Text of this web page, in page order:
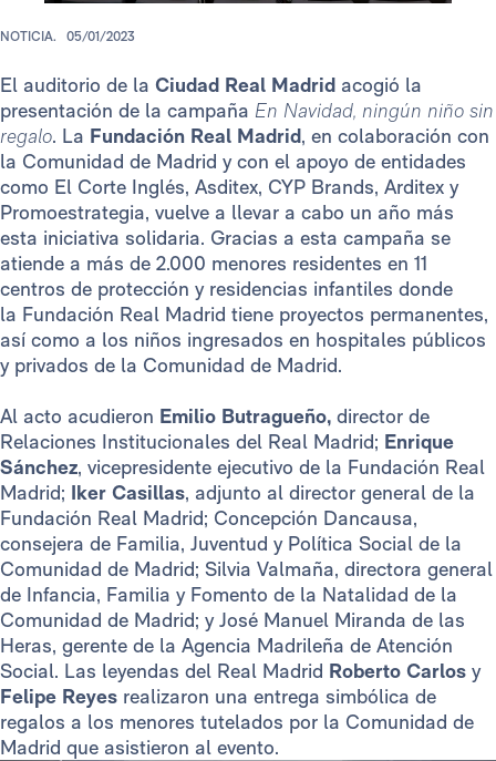
NOTICIA. 05/01/2023
El auditorio de la Ciudad Real Madrid acogió la
presentación de la campaña En Navidad, ningún niño sin
regalo. La Fundación Real Madrid, en colaboración con
la Comunidad de Madrid y con el apoyo de entidades
como El Corte Inglés, Asditex, CYP Brands, Arditex y
Promoestrategia, vuelve a llevar a cabo un año más
esta iniciativa solidaria. Gracias a esta campaña se
atiende a más de 2.000 menores residentes en 11
centros de protección y residencias infantiles donde
la Fundación Real Madrid tiene proyectos permanentes,
así como a los niños ingresados en hospitales públicos
y privados de la Comunidad de Madrid.
Al acto acudieron Emilio Butragueño, director de
Relaciones Institucionales del Real Madrid; Enrique
Sánchez, vicepresidente ejecutivo de la Fundación Real
Madrid; Iker Casillas, adjunto al director general de la
Fundación Real Madrid; Concepción Dancausa,
consejera de Familia, Juventud y Política Social de la
Comunidad de Madrid; Silvia Valmaña, directora general
de Infancia, Familia y Fomento de la Natalidad de la
Comunidad de Madrid; y José Manuel Miranda de las
Heras, gerente de la Agencia Madrileña de Atención
Social. Las leyendas del Real Madrid Roberto Carlos y
Felipe Reyes realizaron una entrega simbólica de
regalos a los menores tutelados por la Comunidad de
Madrid que asistieron al evento.